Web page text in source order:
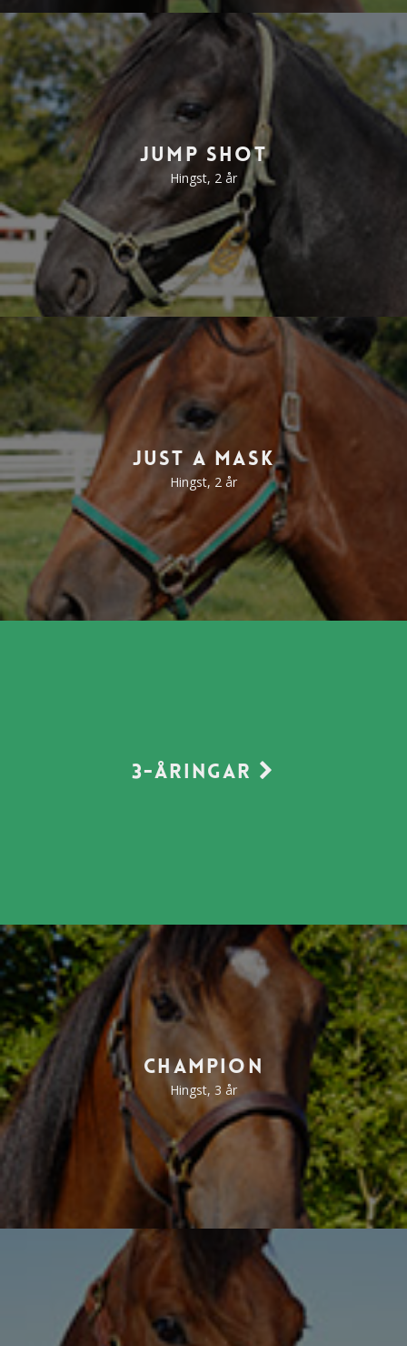
Jump Shot
Hingst, 2 år
Just A Mask
Hingst, 2 år
3-åringar
Champion
Hingst, 3 år